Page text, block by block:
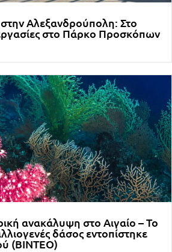
Αλεξανδρούπολη: Στο
στο Πάρκο Προσκόπων
ανακάλυψη στο Αιγαίο – Το
δάσος εντοπίστηκε
(ΒΙΝΤΕΟ)